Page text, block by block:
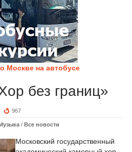
Москве на автобусе
без границ»
967
/ Все новости
Московский государственный